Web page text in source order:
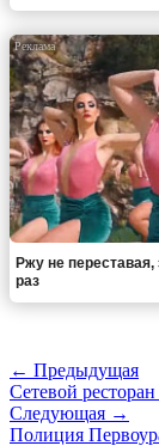
Ржу не
раз
← Предыдущая
Сетевой
Следующая →
Полиция